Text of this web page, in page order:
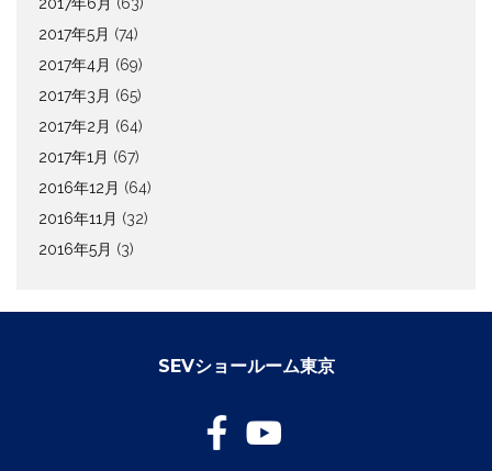
2017年5月 (74)
2017年4月 (69)
2017年3月 (65)
2017年2月 (64)
2017年1月 (67)
2016年12月 (64)
2016年11月 (32)
2016年5月 (3)
SEVショールーム東京